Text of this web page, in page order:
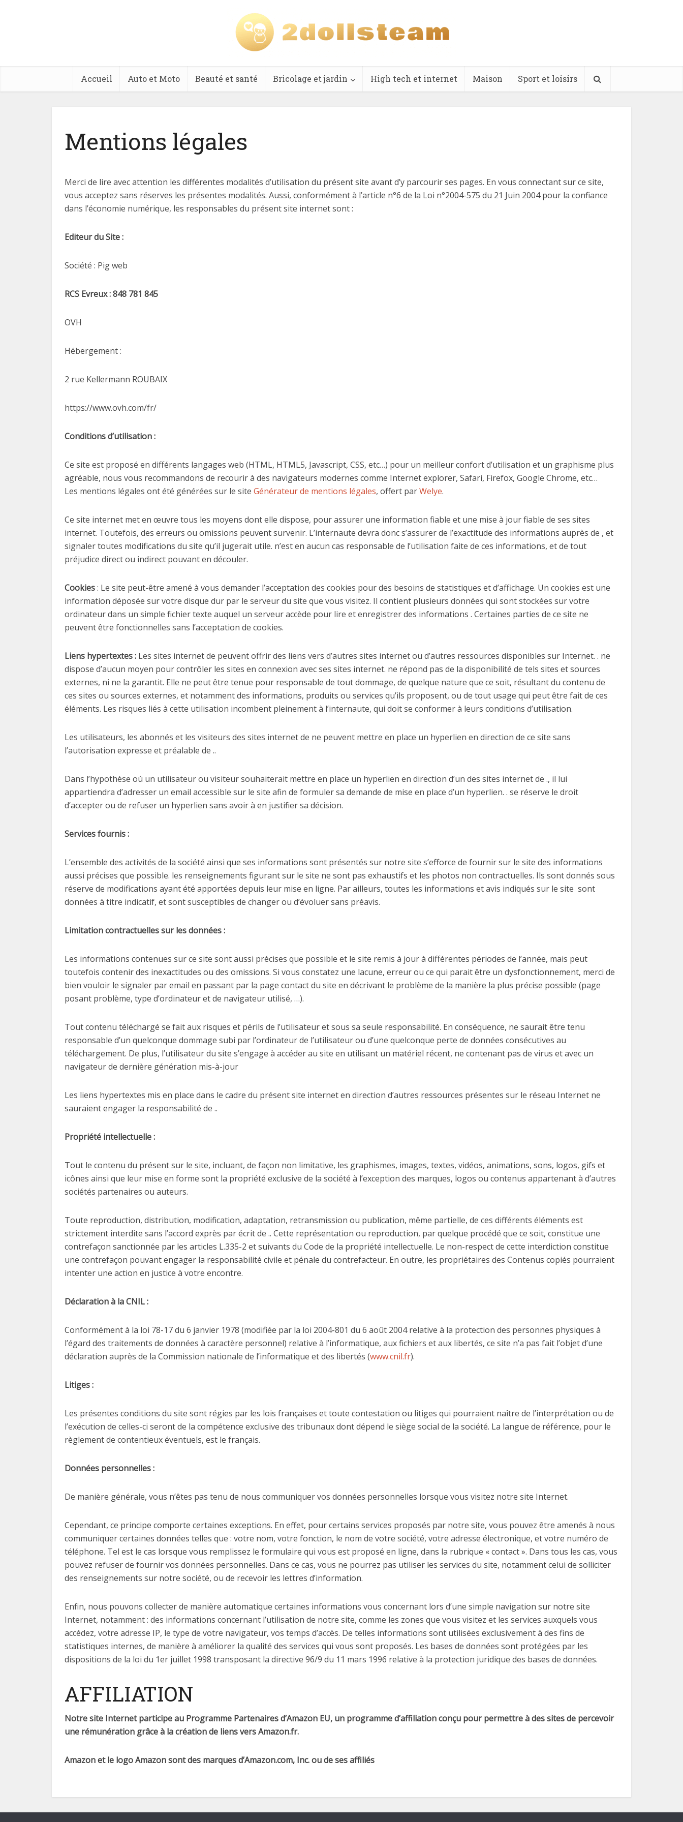
Accueil Auto et Moto Beauté et santé Bricolage et jardin High tech et internet Maison Sport et loisirs
Mentions légales
Merci de lire avec attention les différentes modalités d’utilisation du présent site avant d’y parcourir ses pages. En vous connectant sur ce site,
vous acceptez sans réserves les présentes modalités. Aussi, conformément à l’article n°6 de la Loi n°2004-575 du 21 Juin 2004 pour la confiance
dans l’économie numérique, les responsables du présent site internet sont :
Editeur du Site :
Société : Pig web
RCS Evreux : 848 781 845
OVH
Hébergement :
2 rue Kellermann ROUBAIX
https://www.ovh.com/fr/
Conditions d’utilisation :
Ce site est proposé en différents langages web (HTML, HTML5, Javascript, CSS, etc…) pour un meilleur confort d’utilisation et un graphisme plus
agréable, nous vous recommandons de recourir à des navigateurs modernes comme Internet explorer, Safari, Firefox, Google Chrome, etc…
Les mentions légales ont été générées sur le site Générateur de mentions légales, offert parWelye.
Ce site internet met en œuvre tous les moyens dont elle dispose, pour assurer une information fiable et une mise à jour fiable de ses sites
internet. Toutefois, des erreurs ou omissions peuvent survenir. L’internaute devra donc s’assurer de l’exactitude des informations auprès de , et
signaler toutes modifications du site qu’il jugerait utile. n’est en aucun cas responsable de l’utilisation faite de ces informations, et de tout
préjudice direct ou indirect pouvant en découler.
Cookies: Le site peut-être amené à vous demander l’acceptation des cookies pour des besoins de statistiques et d’affichage. Un cookies est une
information déposée sur votre disque dur par le serveur du site que vous visitez. Il contient plusieurs données qui sont stockées sur votre
ordinateur dans un simple fichier texte auquel un serveur accède pour lire et enregistrer des informations . Certaines parties de ce site ne
peuvent être fonctionnelles sans l’acceptation de cookies.
Liens hypertextes : Les sites internet de peuvent offrir des liens vers d’autres sites internet ou d’autres ressources disponibles sur Internet. . ne
dispose d’aucun moyen pour contrôler les sites en connexion avec ses sites internet. ne répond pas de la disponibilité de tels sites et sources
externes, ni ne la garantit. Elle ne peut être tenue pour responsable de tout dommage, de quelque nature que ce soit, résultant du contenu de
ces sites ou sources externes, et notamment des informations, produits ou services qu’ils proposent, ou de tout usage qui peut être fait de ces
éléments. Les risques liés à cette utilisation incombent pleinement à l’internaute, qui doit se conformer à leurs conditions d’utilisation.
Les utilisateurs, les abonnés et les visiteurs des sites internet de ne peuvent mettre en place un hyperlien en direction de ce site sans
l’autorisation expresse et préalable de ..
Dans l’hypothèse où un utilisateur ou visiteur souhaiterait mettre en place un hyperlien en direction d’un des sites internet de ., il lui
appartiendra d’adresser un email accessible sur le site afin de formuler sa demande de mise en place d’un hyperlien. . se réserve le droit
d’accepter ou de refuser un hyperlien sans avoir à en justifier sa décision.
Services fournis :
L’ensemble des activités de la société ainsi que ses informations sont présentés sur notre site s’efforce de fournir sur le site des informations
aussi précises que possible. les renseignements figurant sur le site ne sont pas exhaustifs et les photos non contractuelles. Ils sont donnés sous
réserve de modifications ayant été apportées depuis leur mise en ligne. Par ailleurs, toutes les informations et avis indiqués sur le site sont
données à titre indicatif, et sont susceptibles de changer ou d’évoluer sans préavis.
Limitation contractuelles sur les données :
Les informations contenues sur ce site sont aussi précises que possible et le site remis à jour à différentes périodes de l’année, mais peut
toutefois contenir des inexactitudes ou des omissions. Si vous constatez une lacune, erreur ou ce qui parait être un dysfonctionnement, merci de
bien vouloir le signaler par email en passant par la page contact du site en décrivant le problème de la manière la plus précise possible (page
posant problème, type d’ordinateur et de navigateur utilisé, …).
Tout contenu téléchargé se fait aux risques et périls de l’utilisateur et sous sa seule responsabilité. En conséquence, ne saurait être tenu
responsable d’un quelconque dommage subi par l’ordinateur de l’utilisateur ou d’une quelconque perte de données consécutives au
téléchargement. De plus, l’utilisateur du site s’engage à accéder au site en utilisant un matériel récent, ne contenant pas de virus et avec un
navigateur de dernière génération mis-à-jour
Les liens hypertextes mis en place dans le cadre du présent site internet en direction d’autres ressources présentes sur le réseau Internet ne
sauraient engager la responsabilité de ..
Propriété intellectuelle :
Tout le contenu du présent sur le site, incluant, de façon non limitative, les graphismes, images, textes, vidéos, animations, sons, logos, gifs et
icônes ainsi que leur mise en forme sont la propriété exclusive de la société à l’exception des marques, logos ou contenus appartenant à d’autres
sociétés partenaires ou auteurs.
Toute reproduction, distribution, modification, adaptation, retransmission ou publication, même partielle, de ces différents éléments est
strictement interdite sans l’accord exprès par écrit de .. Cette représentation ou reproduction, par quelque procédé que ce soit, constitue une
contrefaçon sanctionnée par les articles L.335-2 et suivants du Code de la propriété intellectuelle. Le non-respect de cette interdiction constitue
une contrefaçon pouvant engager la responsabilité civile et pénale du contrefacteur. En outre, les propriétaires des Contenus copiés pourraient
intenter une action en justice à votre encontre.
Déclaration à la CNIL :
Conformément à la loi 78-17 du 6 janvier 1978 (modifiée par la loi 2004-801 du 6 août 2004 relative à la protection des personnes physiques à
l’égard des traitements de données à caractère personnel) relative à l’informatique, aux fichiers et aux libertés, ce site n’a pas fait l’objet d’une
déclaration auprès de la Commission nationale de l’informatique et des libertés (www.cnil.fr).
Litiges :
Les présentes conditions du site sont régies par les lois françaises et toute contestation ou litiges qui pourraient naître de l’interprétation ou de
l’exécution de celles-ci seront de la compétence exclusive des tribunaux dont dépend le siège social de la société. La langue de référence, pour le
règlement de contentieux éventuels, est le français.
Données personnelles :
De manière générale, vous n’êtes pas tenu de nous communiquer vos données personnelles lorsque vous visitez notre site Internet.
Cependant, ce principe comporte certaines exceptions. En effet, pour certains services proposés par notre site, vous pouvez être amenés à nous
communiquer certaines données telles que : votre nom, votre fonction, le nom de votre société, votre adresse électronique, et votre numéro de
téléphone. Tel est le cas lorsque vous remplissez le formulaire qui vous est proposé en ligne, dans la rubrique « contact ». Dans tous les cas, vous
pouvez refuser de fournir vos données personnelles. Dans ce cas, vous ne pourrez pas utiliser les services du site, notamment celui de solliciter
des renseignements sur notre société, ou de recevoir les lettres d’information.
Enfin, nous pouvons collecter de manière automatique certaines informations vous concernant lors d’une simple navigation sur notre site
Internet, notamment : des informations concernant l’utilisation de notre site, comme les zones que vous visitez et les services auxquels vous
accédez, votre adresse IP, le type de votre navigateur, vos temps d’accès. De telles informations sont utilisées exclusivement à des fins de
statistiques internes, de manière à améliorer la qualité des services qui vous sont proposés. Les bases de données sont protégées par les
dispositions de la loi du 1er juillet 1998 transposant la directive 96/9 du 11 mars 1996 relative à la protection juridique des bases de données.
AFFILIATION
Notre site Internet participe au Programme Partenaires d’Amazon EU, un programme d’affiliation conçu pour permettre à des sites de percevoir
une rémunération grâce à la création de liens vers Amazon.fr.
Amazon et le logo Amazon sont des marques d’Amazon.com, Inc. ou de ses affiliés